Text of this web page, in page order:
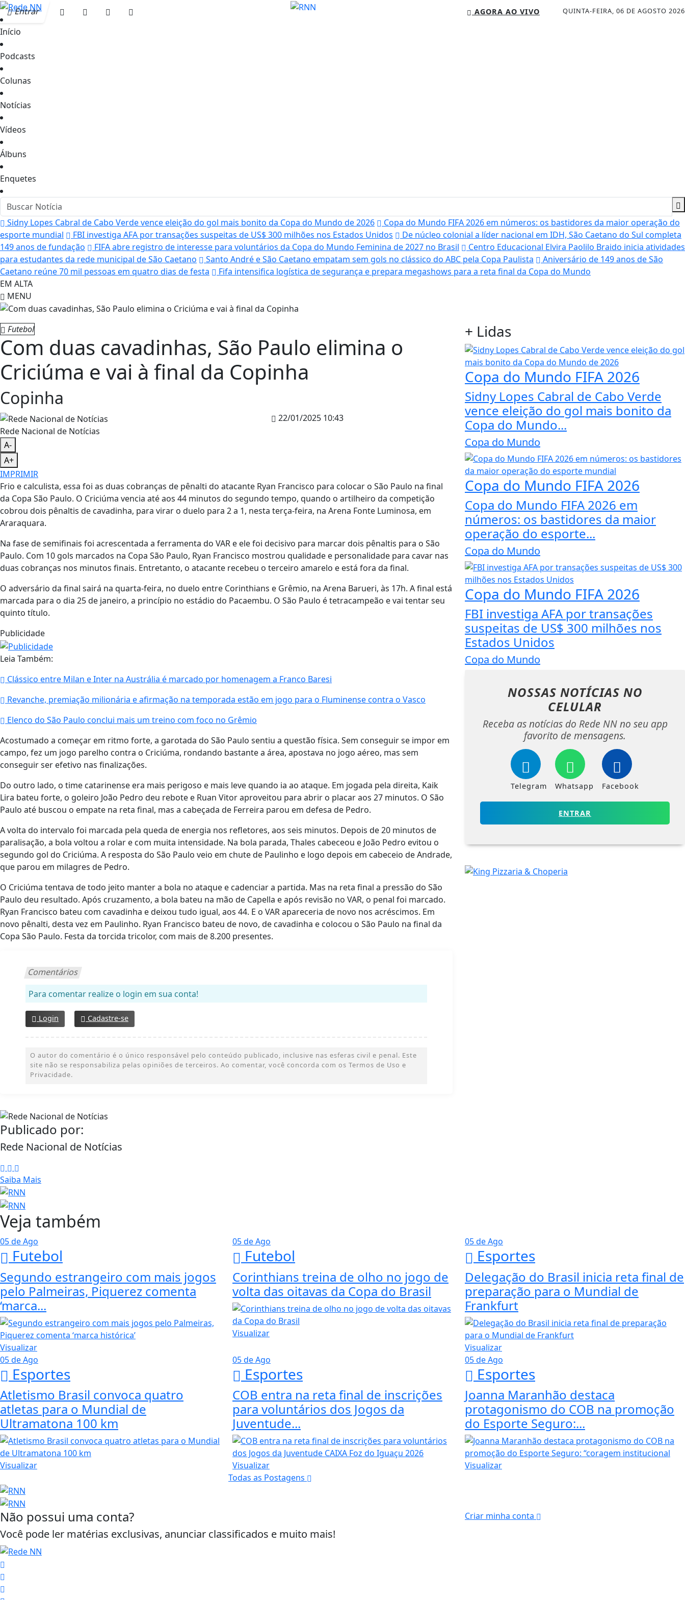
Entrar QUINTA-FEIRA, 06 DE AGOSTO 2026
AGORA AO VIVO
Início
Podcasts
Colunas
Notícias
Vídeos
Álbuns
Enquetes
Sidny Lopes Cabral de Cabo Verde vence eleição do gol mais bonito da Copa do Mundo de 2026
Copa do Mundo FIFA 2026 em números: os bastidores da maior operação do
esporte mundial
FBI investiga AFA por transações suspeitas de US$ 300 milhões nos Estados Unidos
De núcleo colonial a líder nacional em IDH, São Caetano do Sul completa
149 anos de fundação
FIFA abre registro de interesse para voluntários da Copa do Mundo Feminina de 2027 no Brasil
Centro Educacional Elvira Paolilo Braido inicia atividades
para estudantes da rede municipal de São Caetano
Santo André e São Caetano empatam sem gols no clássico do ABC pela Copa Paulista
Aniversário de 149 anos de São
Caetano reúne 70 mil pessoas em quatro dias de festa
Fifa intensifica logística de segurança e prepara megashows para a reta final da Copa do Mundo
EM ALTA
MENU
Futebol
Com duas cavadinhas, São Paulo elimina o
Criciúma e vai à final da Copinha
Copinha
Rede Nacional de Notícias
22/01/2025 10:43
A-
A+
IMPRIMIR
Frio e calculista, essa foi as duas cobranças de pênalti do atacante Ryan Francisco para colocar o São Paulo na final
da Copa São Paulo. O Criciúma vencia até aos 44 minutos do segundo tempo, quando o artilheiro da competição
cobrou dois pênaltis de cavadinha, para virar o duelo para 2 a 1, nesta terça-feira, na Arena Fonte Luminosa, em
Araraquara.
Na fase de semifinais foi acrescentada a ferramenta do VAR e ele foi decisivo para marcar dois pênaltis para o São
Paulo. Com 10 gols marcados na Copa São Paulo, Ryan Francisco mostrou qualidade e personalidade para cavar nas
duas cobranças nos minutos finais. Entretanto, o atacante recebeu o terceiro amarelo e está fora da final.
O adversário da final sairá na quarta-feira, no duelo entre Corinthians e Grêmio, na Arena Barueri, às 17h. A final está
marcada para o dia 25 de janeiro, a princípio no estádio do Pacaembu. O São Paulo é tetracampeão e vai tentar seu
quinto título.
Publicidade
Leia Também:
Clássico entre Milan e Inter na Austrália é marcado por homenagem a Franco Baresi
Revanche, premiação milionária e afirmação na temporada estão em jogo para o Fluminense contra o Vasco
Elenco do São Paulo conclui mais um treino com foco no Grêmio
Acostumado a começar em ritmo forte, a garotada do São Paulo sentiu a questão física. Sem conseguir se impor em
campo, fez um jogo parelho contra o Criciúma, rondando bastante a área, apostava no jogo aéreo, mas sem
conseguir ser efetivo nas finalizações.
Do outro lado, o time catarinense era mais perigoso e mais leve quando ia ao ataque. Em jogada pela direita, Kaik
Lira bateu forte, o goleiro João Pedro deu rebote e Ruan Vitor aproveitou para abrir o placar aos 27 minutos. O São
Paulo até buscou o empate na reta final, mas a cabeçada de Ferreira parou em defesa de Pedro.
A volta do intervalo foi marcada pela queda de energia nos refletores, aos seis minutos. Depois de 20 minutos de
paralisação, a bola voltou a rolar e com muita intensidade. Na bola parada, Thales cabeceou e João Pedro evitou o
segundo gol do Criciúma. A resposta do São Paulo veio em chute de Paulinho e logo depois em cabeceio de Andrade,
que parou em milagres de Pedro.
O Criciúma tentava de todo jeito manter a bola no ataque e cadenciar a partida. Mas na reta final a pressão do São
Paulo deu resultado. Após cruzamento, a bola bateu na mão de Capella e após revisão no VAR, o penal foi marcado.
Ryan Francisco bateu com cavadinha e deixou tudo igual, aos 44. E o VAR apareceria de novo nos acréscimos. Em
novo pênalti, desta vez em Paulinho. Ryan Francisco bateu de novo, de cavadinha e colocou o São Paulo na final da
Copa São Paulo. Festa da torcida tricolor, com mais de 8.200 presentes.
Comentários
Para comentar realize o login em sua conta!
Login Cadastre-se
O autor do comentário é o único responsável pelo conteúdo publicado, inclusive nas esferas civil e penal. Este
site não se responsabiliza pelas opiniões de terceiros. Ao comentar, você concorda com os Termos de Uso e
Privacidade.
Publicado por:
Rede Nacional de Notícias
Saiba Mais
+ Lidas
Copa do Mundo FIFA 2026
Sidny Lopes Cabral de Cabo Verde
vence eleição do gol mais bonito da
Copa do Mundo...
Copa do Mundo
Copa do Mundo FIFA 2026
Copa do Mundo FIFA 2026 em
números: os bastidores da maior
operação do esporte...
Copa do Mundo
Copa do Mundo FIFA 2026
FBI investiga AFA por transações
suspeitas de US$ 300 milhões nos
Estados Unidos
Copa do Mundo
NOSSAS NOTÍCIAS NO
CELULAR
Receba as notícias do Rede NN no seu app
favorito de mensagens.
Telegram Whatsapp Facebook
ENTRAR
Veja também
05 de Ago
Futebol
Segundo estrangeiro com mais jogos
pelo Palmeiras, Piquerez comenta
‘marca...
Visualizar
05 de Ago
Futebol
Corinthians treina de olho no jogo de
volta das oitavas da Copa do Brasil
Visualizar
05 de Ago
Esportes
Delegação do Brasil inicia reta final de
preparação para o Mundial de
Frankfurt
Visualizar
05 de Ago
Esportes
Atletismo Brasil convoca quatro
atletas para o Mundial de
Ultramatona 100 km
Visualizar
05 de Ago
Esportes
COB entra na reta final de inscrições
para voluntários dos Jogos da
Juventude...
Visualizar
05 de Ago
Esportes
Joanna Maranhão destaca
protagonismo do COB na promoção
do Esporte Seguro:...
Visualizar
Todas as Postagens
Não possui uma conta?
Você pode ler matérias exclusivas, anunciar classificados e muito mais!
Criar minha conta